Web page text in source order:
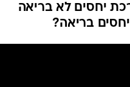
יחסים לא בריאה
בריאה?